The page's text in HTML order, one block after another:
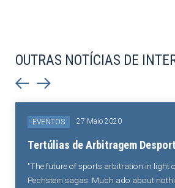
OUTRAS NOTÍCIAS DE
EVENTOS 27 Maio 2020
Tertúlias de Arbitragem
"The future of sports arbitration in light
Pechstein sagas: Much ado about